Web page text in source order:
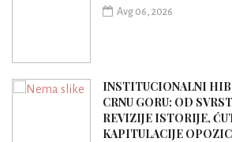
Avg 06, 2026
INSTITUCIONALNI
CRNU GORU: OD
REVIZIJE ISTORIJE,
KAPITULACIJE